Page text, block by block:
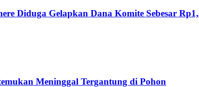
Diduga Gelapkan Dana Komite Sebesar
Meninggal Tergantung di Pohon